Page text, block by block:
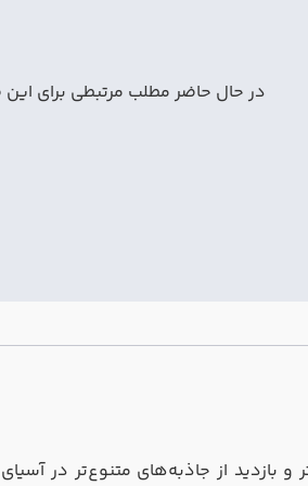
در حال حاضر مطلب مرتبطی برای
و بازدید از جاذبه‌های متنوع‌تر در